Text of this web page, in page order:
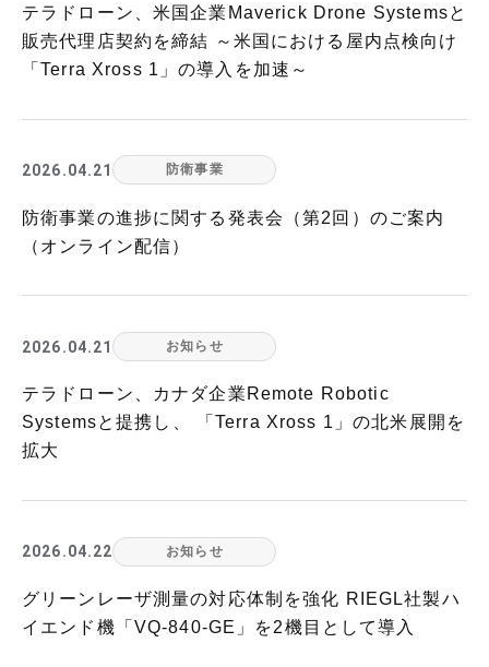
テラドローン、米国企業Maverick Drone Systemsと
販売代理店契約を締結 ～米国における屋内点検向け
「Terra Xross 1」の導入を加速～
2026.04.21 防衛事業
防衛事業の進捗に関する発表会（第2回）のご案内
（オンライン配信）
2026.04.21 お知らせ
テラドローン、カナダ企業Remote Robotic
Systemsと提携し、 「Terra Xross 1」の北米展開を
拡大
2026.04.22 お知らせ
グリーンレーザ測量の対応体制を強化 RIEGL社製ハ
イエンド機「VQ-840-GE」を2機目として導入